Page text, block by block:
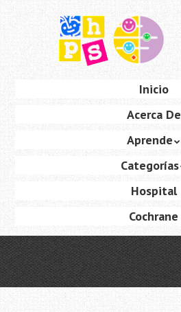
principal
Inicio
Acerca De
Aprende
Categorías
Hospital
Cochrane